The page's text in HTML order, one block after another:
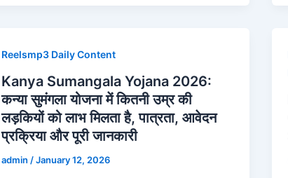
Reelsmp3 Daily Content
Kanya Sumangala Yojana 2026:
कन्या सुमंगला योजना में कितनी उम्र की
लड़कियों को लाभ मिलता है, पात्रता, आवेदन
प्रक्रिया और पूरी जानकारी
admin /January 12, 2026